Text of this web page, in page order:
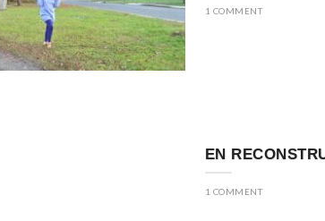
1 COMMENT
EN
1 COMMENT